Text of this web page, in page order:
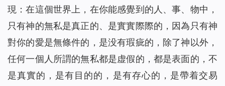
現：在這個世界上，在你能感覺到的人、事、物中，
只有神的無私是真正的、是實實際際的，因為只有神
對你的愛是無條件的，是没有瑕疵的，除了神以外，
任何一個人所謂的無私都是虚假的，都是表面的，不
是真實的，是有目的的，是有存心的，是帶着交易